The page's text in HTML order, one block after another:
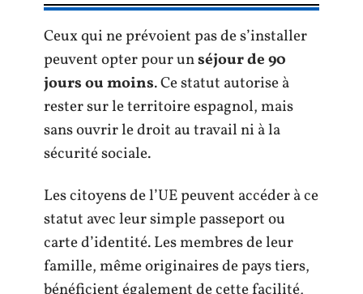
Ceux qui ne prévoient pas de s’installer
peuvent opter pour unséjour de 90
jours ou moins. Ce statut autorise à
rester sur le territoire espagnol, mais
sans ouvrir le droit au travail ni à la
sécurité sociale.
Les citoyens de l’UE peuvent accéder à ce
statut avec leur simple passeport ou
carte d’identité. Les membres de leur
famille, même originaires de pays tiers,
bénéficient également de cette facilité,